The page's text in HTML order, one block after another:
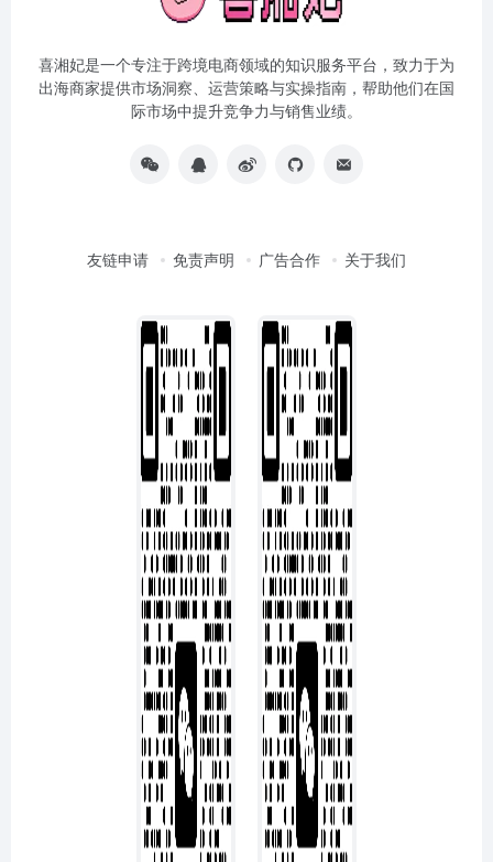
喜湘妃是一个专注于跨境电商领域的知识服务平台，致力于为
出海商家提供市场洞察、运营策略与实操指南，帮助他们在国
际市场中提升竞争力与销售业绩。
友链申请 免责声明 广告合作 关于我们